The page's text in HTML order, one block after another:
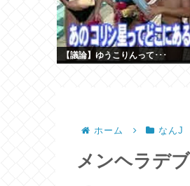
【議論】ゆうこりんって･･･
ホーム なんJ
メンヘラデ